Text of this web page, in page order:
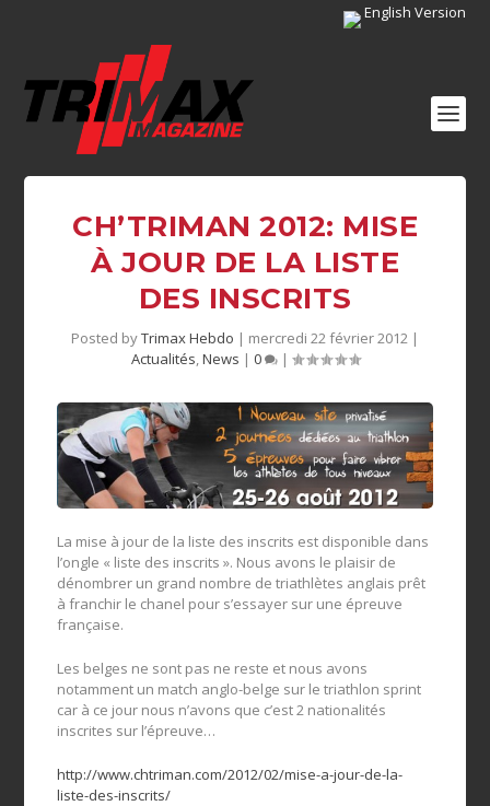
English Version
CH’TRIMAN 2012: MISE
À JOUR DE LA LISTE
DES INSCRITS
Posted byTrimax Hebdo | mercredi 22 février 2012 |
Actualités,News | 0 |
La mise à jour de la liste des inscrits est disponible dans
l’ongle « liste des inscrits ». Nous avons le plaisir de
dénombrer un grand nombre de triathlètes anglais prêt
à franchir le chanel pour s’essayer sur une épreuve
française.
Les belges ne sont pas ne reste et nous avons
notamment un match anglo-belge sur le triathlon sprint
car à ce jour nous n’avons que c’est 2 nationalités
inscrites sur l’épreuve…
http://www.chtriman.com/2012/02/mise-a-jour-de-la-
liste-des-inscrits/